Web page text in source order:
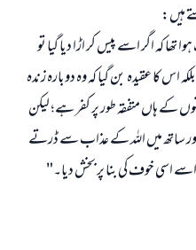
ہیں:
کہ اگر اسے پیس کر اڑا دیا گیا تو
اس کا عقیدہ بن گیا کہ وہ دوبارہ زندہ
کے ہاں متفقہ طور پر کفر ہے؛ لیکن
اور ساتھ میں اللہ کے عذاب سے ڈرتے
اسے اسی خوف کی بنا پر بخش دیا۔"